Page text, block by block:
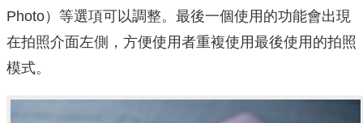
Photo）等選項可以調整。最後一個使用的功能會出現
在拍照介面左側，方便使用者重複使用最後使用的拍照
模式。